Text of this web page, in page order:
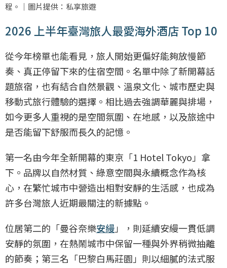
程。｜圖片提供：私享旅遊
2026 上半年臺灣旅人最愛海外酒店 Top 10
從今年榜單也能看見，旅人開始更偏好能夠放慢節
奏、真正停留下來的住宿空間。名單中除了新開幕話
題旅宿，也有結合自然景觀、溫泉文化、城市歷史與
移動式旅行體驗的選擇。相比過去強調華麗與排場，
如今更多人重視的是空間氛圍、在地感，以及旅途中
是否能留下舒服而長久的記憶。
第一名由今年全新開幕的東京「1 Hotel Tokyo」拿
下。品牌以自然材質、綠意空間與永續概念作為核
心，在繁忙城市中營造出相對安靜的生活感，也成為
許多台灣旅人近期最關注的新據點。
位居第二的「曼谷奈樂安縵」，則延續安縵一貫低調
安靜的氛圍，在熱鬧城市中保留一種與外界稍微抽離
的節奏；第三名「巴黎白馬莊園」則以細膩的法式服